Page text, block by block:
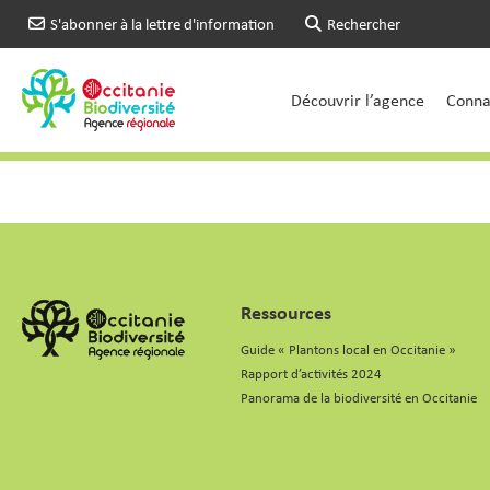
S'abonner à la lettre d'information Rechercher
Découvrir l’agence
Ressources
Guide « Plantons local en Occitanie »
Rapport d’activités 2024
Panorama de la biodiversité en Occitanie